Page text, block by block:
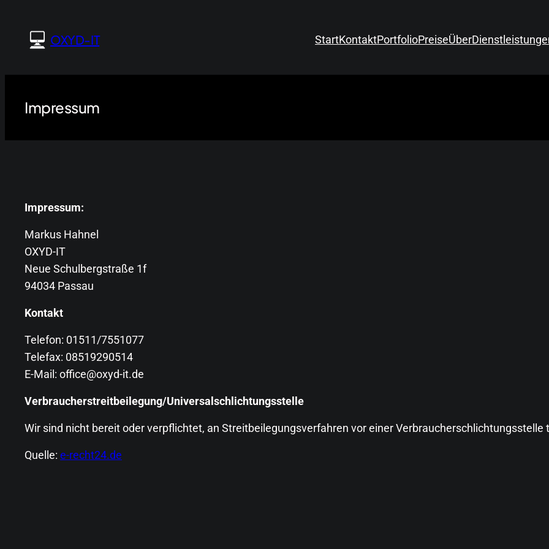
Inhalt
springen OXYD-IT StartKontaktPortfolioPreiseÜber
Impressum
Impressum:
Markus Hahnel
OXYD-IT
Neue Schulbergstraße 1f
94034 Passau
Kontakt
Telefon: 01511/7551077
Telefax: 08519290514
E-Mail: office@oxyd-it.de
Verbraucher­streit­beilegung/Universal­schlichtungs­stelle
Wir sind nicht bereit oder verpflichtet, an Streitbeilegungsverfahren vor einer Verbraucherschlichtungsstelle
Quelle: e-recht24.de